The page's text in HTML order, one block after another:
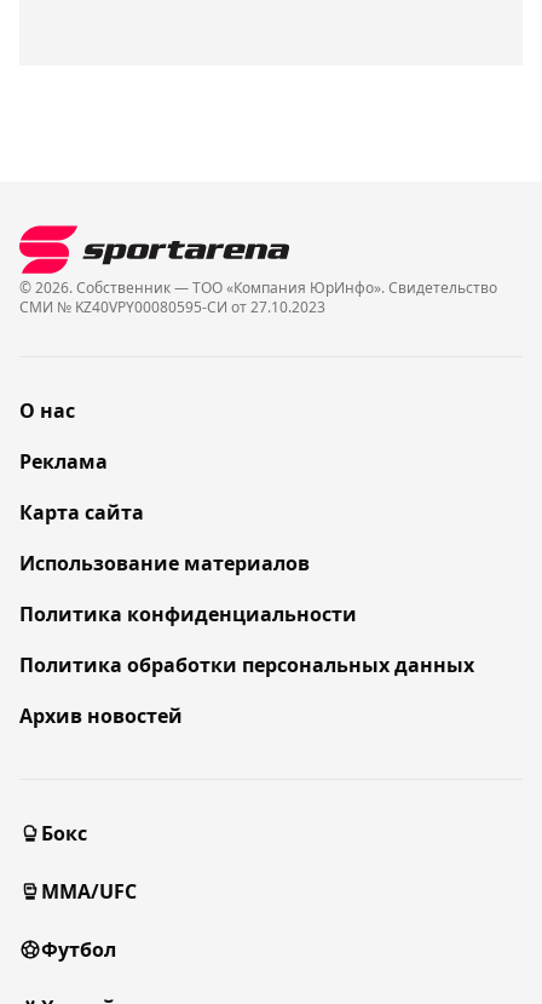
© 2026. Собственник — ТОО «Компания ЮрИнфо». Cвидетельство
СМИ № KZ40VPY00080595-СИ от 27.10.2023
О нас
Реклама
Карта сайта
Использование материалов
Политика конфиденциальности
Политика обработки персональных данных
Архив новостей
Бокс
MMA/UFC
Футбол